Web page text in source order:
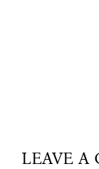
LEAVE A